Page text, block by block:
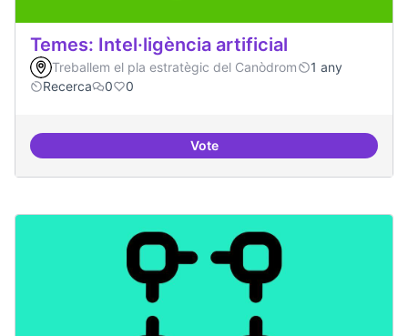
Temes: Intel·ligència artificial
Treballem el pla estratègic del Canòdrom
1 any
Recerca
0 0
VoteTemes: Intel·ligència artificial